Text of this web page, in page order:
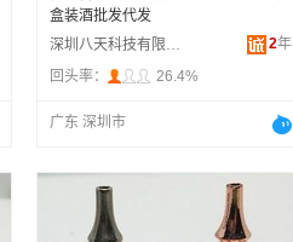
盒装酒批发代发
深圳八天科技有限公司
2年
回头率：
26.4%
广东 深圳市